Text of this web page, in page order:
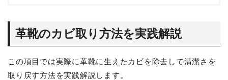
革靴のカビ取り方法を実践解説
この項目では実際に革靴に生えたカビを除去して清潔さを
取り戻す方法を実践解説します。